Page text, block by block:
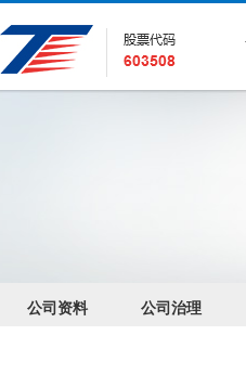
公司资料 公司治理